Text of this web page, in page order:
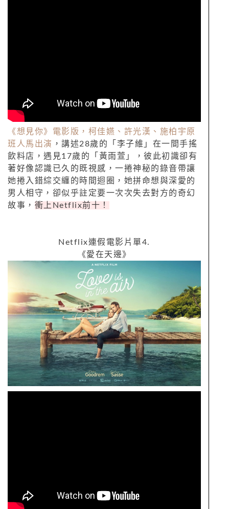
《想見你》電影版，柯佳嬿、許光漢、施柏宇原
班人馬出演 ，講述28歲的「李子維」在一間手搖
飲料店，遇見17歲的「黃雨萱」，彼此初識卻有
著好像認識已久的既視感，一捲神秘的錄音帶讓
她捲入錯綜交纏的時間迴圈，她拼命想與深愛的
男人相守，卻似乎註定要一次次失去對方的奇幻
故事， 衝上 Netflix前十！
Netflix連假電影片單4.
《愛在天邊》